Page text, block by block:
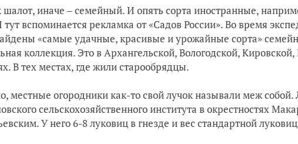
шалот, иначе – семейный. И опять сорта иностранные,
вспоминается рекламка от «Садов России». Во время
«самые удачные, красивые и урожайные сорта»
коллекция. Это в Архангельской, Вологодской,
В тех местах, где жили старообрядцы.
местные огородники как-то свой лучок называли меж
сельскохозяйственного института в окрестностях
У него 6-8 луковиц в гнезде и вес стандартной